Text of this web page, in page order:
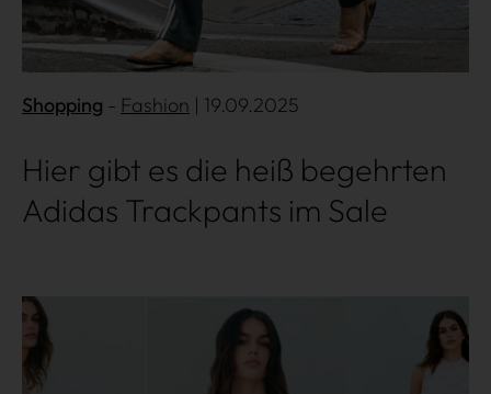
Shopping Fashion | 19.09.2025
Hier gibt es die heiß begehrten
Adidas Trackpants im Sale
Mehr lesen